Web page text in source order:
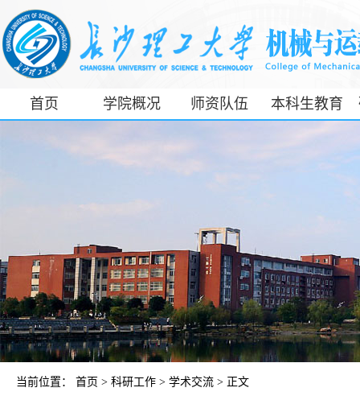
首页 学院概况 师资队伍 本科生教育
工信部专精特
当前位置： 首页 > 科研工作 > 学术交流 > 正文